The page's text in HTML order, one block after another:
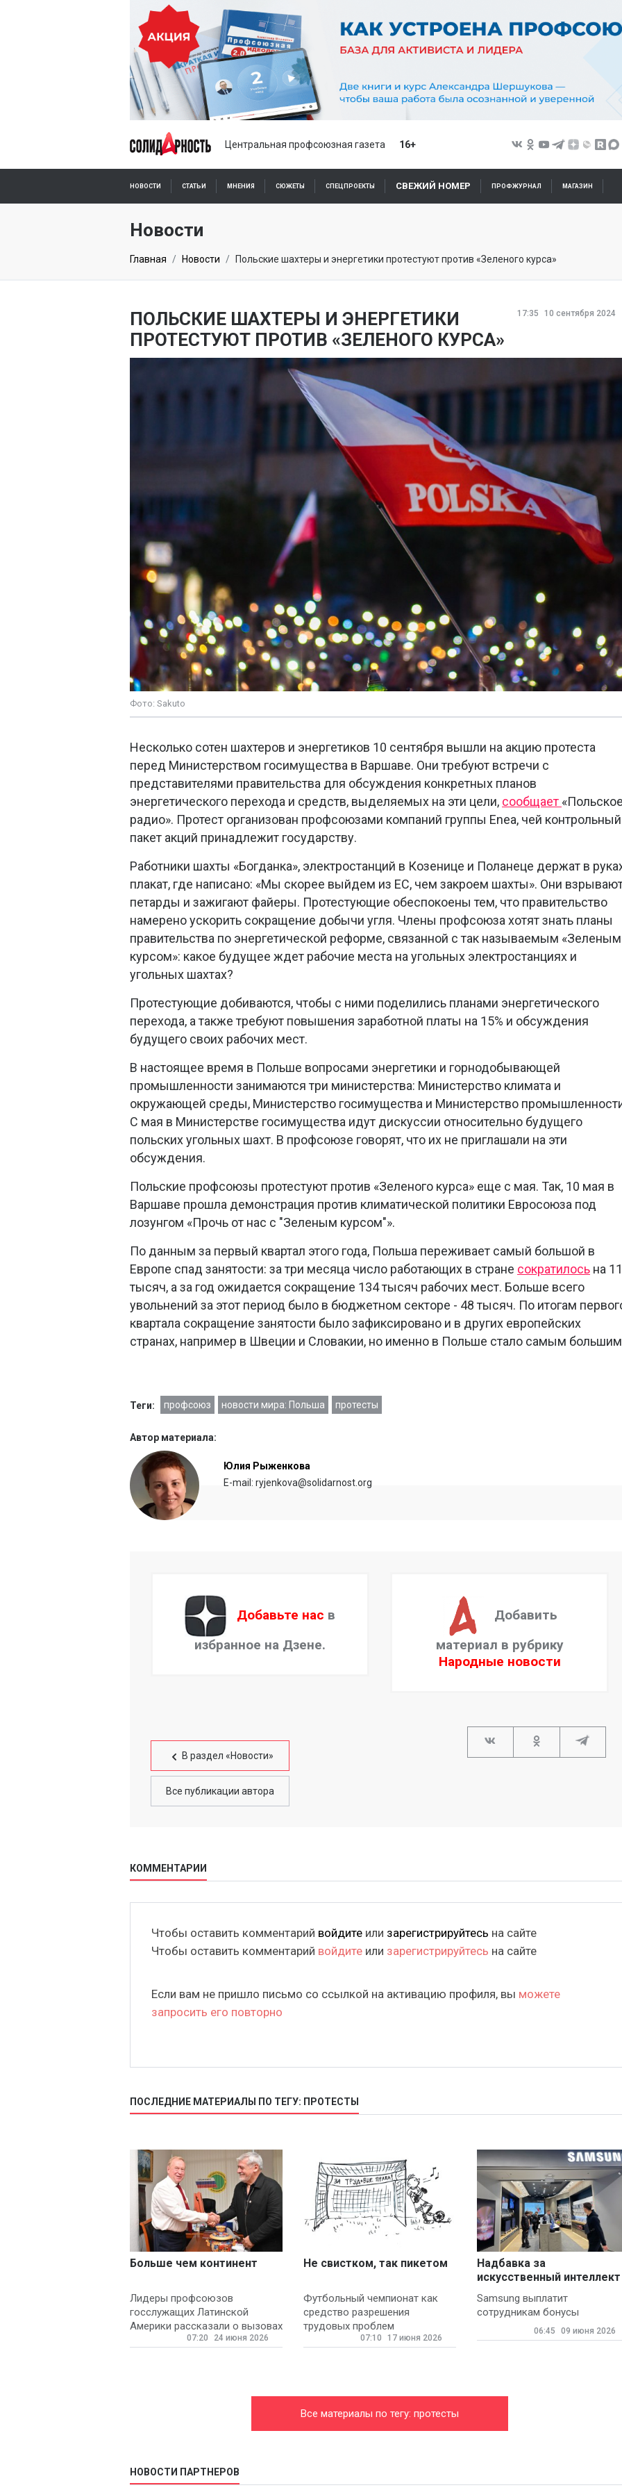
Центральная профсоюзная газета 16+
НОВОСТИ СТАТЬИ МНЕНИЯ СЮЖЕТЫ СПЕЦПРОЕКТЫ СВЕЖИЙ НОМЕР ПРОФЖУРНАЛ МАГАЗИН
ПОДПИСКА ОНЛАЙН
Новости
Главная Новости Польские шахтеры и энергетики протестуют против «Зеленого курса»
17:35 10 сентября 2024
ПОЛЬСКИЕ ШАХТЕРЫ И ЭНЕРГЕТИКИ
ПРОТЕСТУЮТ ПРОТИВ «ЗЕЛЕНОГО КУРСА»
Фото: Sakuto
Несколько сотен шахтеров и энергетиков 10 сентября вышли на акцию протеста
перед Министерством госимущества в Варшаве. Они требуют встречи с
представителями правительства для обсуждения конкретных планов
энергетического перехода и средств, выделяемых на эти цели, сообщает
радио». Протест организован профсоюзами компаний группы Enea, чей контрольный
пакет акций принадлежит государству.
Работники шахты «Богданка», электростанций в Козенице и Поланеце держат в
плакат, где написано: «Мы скорее выйдем из ЕС, чем закроем шахты». Они
петарды и зажигают файеры. Протестующие обеспокоены тем, что правительство
намерено ускорить сокращение добычи угля. Члены профсоюза хотят знать планы
правительства по энергетической реформе, связанной с так называемым «Зеленым
курсом»: какое будущее ждет рабочие места на угольных электростанциях и
угольных шахтах?
Протестующие добиваются, чтобы с ними поделились планами энергетического
перехода, а также требуют повышения заработной платы на 15% и обсуждения
будущего своих рабочих мест.
В настоящее время в Польше вопросами энергетики и горнодобывающей
промышленности занимаются три министерства: Министерство климата и
окружающей среды, Министерство госимущества и Министерство
С мая в Министерстве госимущества идут дискуссии относительно будущего
польских угольных шахт. В профсоюзе говорят, что их не приглашали на эти
обсуждения.
Польские профсоюзы протестуют против «Зеленого курса» еще с мая. Так, 10 мая в
Варшаве прошла демонстрация против климатической политики Евросоюза под
лозунгом «Прочь от нас с "Зеленым курсом"».
По данным за первый квартал этого года, Польша переживает самый большой в
Европе спад занятости: за три месяца число работающих в стране сократилось на
тысяч, а за год ожидается сокращение 134 тысяч рабочих мест. Больше всего
увольнений за этот период было в бюджетном секторе - 48 тысяч. По итогам
квартала сокращение занятости было зафиксировано и в других европейских
странах, например в Швеции и Словакии, но именно в Польше стало самым
Теги: профсоюз новости мира: Польша протесты
Автор материала:
Юлия Рыженкова
E-mail: ryjenkova@solidarnost.org
Добавьте нас в
избранное на Дзене.
Добавить
материал в рубрику
Народные новости
В раздел «Новости»
Все публикации автора
КОММЕНТАРИИ
Чтобы оставить комментарий войдите или зарегистрируйтесь на сайте
Чтобы оставить комментарий войдите или зарегистрируйтесь на сайте
Если вам не пришло письмо со ссылкой на активацию профиля, вы можете
запросить его повторно
ПОСЛЕДНИЕ МАТЕРИАЛЫ ПО ТЕГУ: ПРОТЕСТЫ
Больше чем континент
Лидеры профсоюзов
госслужащих Латинской
Америки рассказали о вызовах
и борьбе за права трудящихся
07:20 24 июня 2026
Не свистком, так пикетом
Футбольный чемпионат как
средство разрешения
трудовых проблем
07:10 17 июня 2026
Надбавка за
искусственный интеллект
Samsung выплатит
сотрудникам бонусы
06:45 09 июня 2026
Все материалы по тегу: протесты
НОВОСТИ ПАРТНЕРОВ